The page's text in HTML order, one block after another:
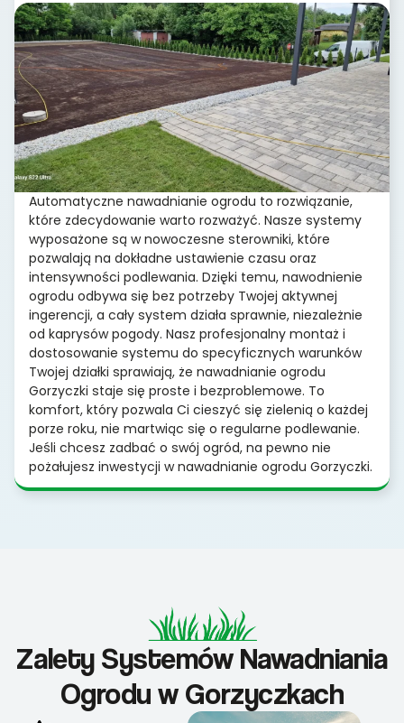
Automatyczne nawadnianie ogrodu to rozwiązanie,
które zdecydowanie warto rozważyć. Nasze systemy
wyposażone są w nowoczesne sterowniki, które
pozwalają na dokładne ustawienie czasu oraz
intensywności podlewania. Dzięki temu, nawodnienie
ogrodu odbywa się bez potrzeby Twojej aktywnej
ingerencji, a cały system działa sprawnie, niezależnie
od kaprysów pogody. Nasz profesjonalny montaż i
dostosowanie systemu do specyficznych warunków
Twojej działki sprawiają, że nawadnianie ogrodu
Gorzyczki staje się proste i bezproblemowe. To
komfort, który pozwala Ci cieszyć się zielenią o każdej
porze roku, nie martwiąc się o regularne podlewanie.
Jeśli chcesz zadbać o swój ogród, na pewno nie
pożałujesz inwestycji w nawadnianie ogrodu Gorzyczki.
Zalety Systemów Nawadniania
Ogrodu w Gorzyczkach